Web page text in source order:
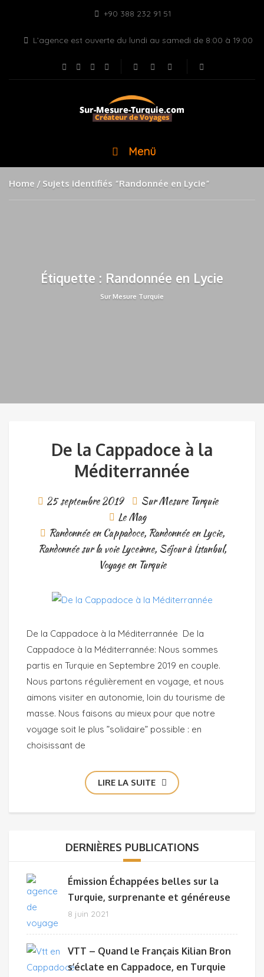
+90 388 232 91 51
L’agence est ouverte du lundi au samedi de 8:00 à 19:00
Menü
Home Sujets identifiés “Randonnée en Lycie”
Étiquette : Randonnée en Lycie
Sur Mesure Turquie
De la Cappadoce à la
Méditerrannée
25 septembre 2019
Sur Mesure Turquie
Le Mag
Randonnée en Cappadoce, Randonnée en Lycie,
Randonnée sur la voie Lyceinne, Séjour à İstanbul,
Voyage en Turquie
De la Cappadoce à la Méditerrannée De la
Cappadoce à la Méditerrannée: Nous sommes
partis en Turquie en Septembre 2019 en couple.
Nous partons régulièrement en voyage, et nous
aimons visiter en autonomie, loin du tourisme de
masse. Nous faisons au mieux pour que notre
voyage soit le plus ”solidaire” possible : en
choisissant de
LIRE LA SUITE
DERNIÈRES PUBLICATIONS
Émission Échappées belles sur la
Turquie, surprenante et généreuse
8 juin 2021
VTT – Quand le Français Kilian Bron
s’éclate en Cappadoce, en Turquie